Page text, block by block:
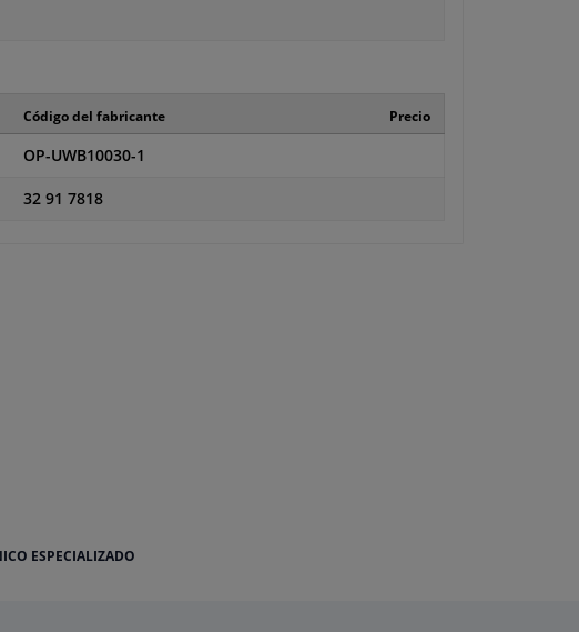
Código del fabricante Precio
OP-UWB10030-1
32 91 7818
ESPECIALIZADO